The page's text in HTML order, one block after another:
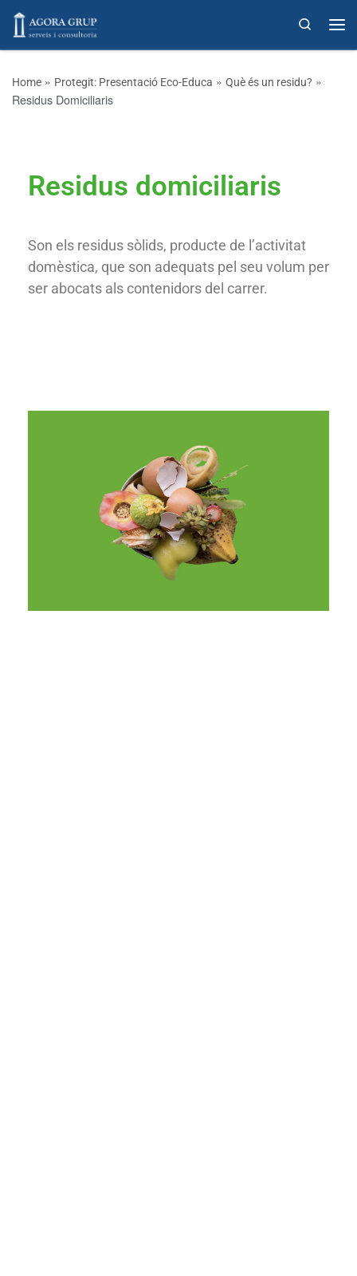
Skip to content Search
Home » Protegit: Presentació Eco-Educa » Què és un residu? »
Residus Domiciliaris
Residus domiciliaris
Son els residus sòlids, producte de l’activitat
domèstica, que son adequats pel seu volum per
ser abocats als contenidors del carrer.